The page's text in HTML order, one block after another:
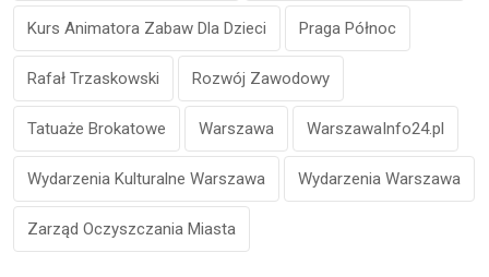
Kurs Animatora Zabaw Dla Dzieci Praga Północ
Rafał Trzaskowski Rozwój Zawodowy
Tatuaże Brokatowe Warszawa WarszawaInfo24.pl
Wydarzenia Kulturalne Warszawa Wydarzenia Warszawa
Zarząd Oczyszczania Miasta